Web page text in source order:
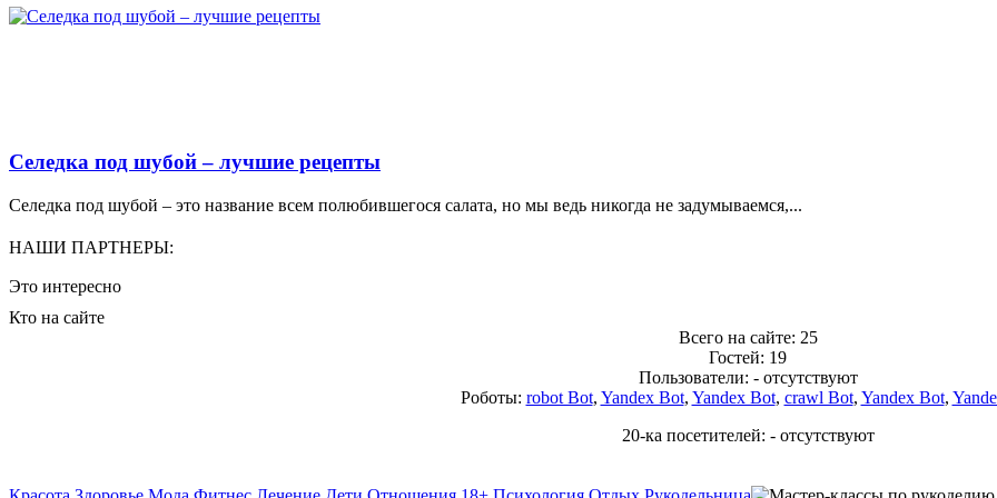
Селедка под шубой – лучшие рецепты
Селедка под шубой – это название всем полюбившегося салата, но мы ведь никогда не задумываемся,...
НАШИ ПАРТНЕРЫ:
Это интересно
Кто на сайте
Всего на сайте: 25
Гостей: 19
Пользователи: - отсутствуют
Роботы: robot Bot, Yandex Bot, Yandex Bot, crawl Bot, Yandex Bot,
20-ка посетителей: - отсутствуют